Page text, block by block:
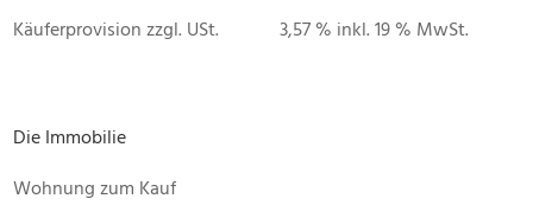
Käuferprovision zzgl. USt. 3,57 % inkl. 19 % MwSt.
Die Immobilie
Wohnung zum Kauf